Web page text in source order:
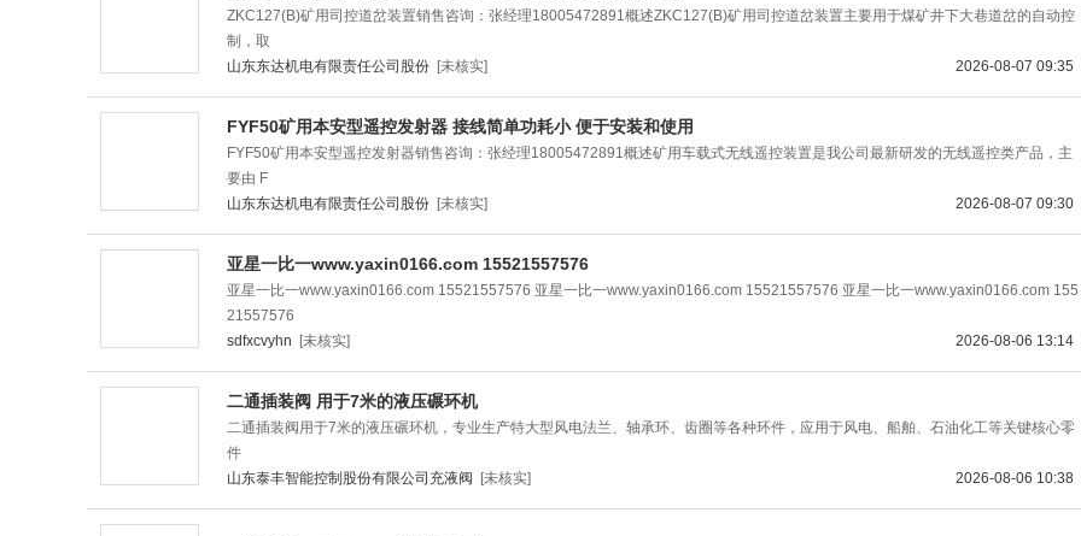
ZKC127(B)矿用司控道岔装置销售咨询：张经理18005472891概述ZKC127(B)矿用司控道岔装置主要用于煤矿井下大巷道岔的自动控
制，取
2026-08-07 09:35
山东东达机电有限责任公司股份 [未核实]
FYF50矿用本安型遥控发射器 接线简单功耗小 便于安装和使用
FYF50矿用本安型遥控发射器销售咨询：张经理18005472891概述矿用车载式无线遥控装置是我公司最新研发的无线遥控类产品，主
要由 F
2026-08-07 09:30
山东东达机电有限责任公司股份 [未核实]
亚星一比一www.yaxin0166.com 15521557576
亚星一比一www.yaxin0166.com 15521557576 亚星一比一www.yaxin0166.com 15521557576 亚星一比一www.yaxin0166.com 155
21557576
2026-08-06 13:14
sdfxcvyhn [未核实]
二通插装阀 用于7米的液压碾环机
二通插装阀用于7米的液压碾环机，专业生产特大型风电法兰、轴承环、齿圈等各种环件，应用于风电、船舶、石油化工等关键核心零
件
2026-08-06 10:38
山东泰丰智能控制股份有限公司充液阀 [未核实]